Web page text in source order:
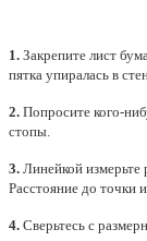
1. Закрепите лист
пятка упиралась в
2. Попросите кого-
стопы.
3. Линейкой измерьте
Расстояние до точки
4. Сверьтесь с